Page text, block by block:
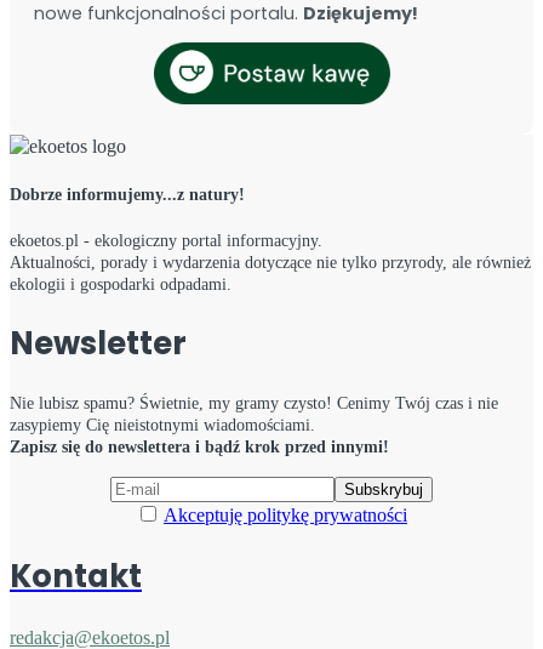
nowe funkcjonalności portalu. Dziękujemy!
Dobrze informujemy...z natury!
ekoetos.pl - ekologiczny portal informacyjny.
Aktualności, porady i wydarzenia dotyczące nie tylko przyrody, ale również
ekologii i gospodarki odpadami.
Newsletter
Nie lubisz spamu? Świetnie, my gramy czysto! Cenimy Twój czas i nie
zasypiemy Cię nieistotnymi wiadomościami.
Zapisz się do newslettera i bądź krok przed innymi!
Akceptuję politykę prywatności
Kontakt
redakcja@ekoetos.pl